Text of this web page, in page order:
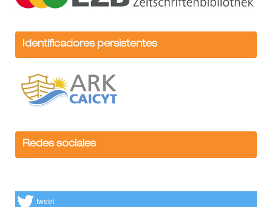
Identificadores persistentes
Redes sociales
tweet